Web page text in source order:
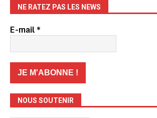
NE RATEZ PAS LES NEWS
E-mail*
NOUS SOUTENIR